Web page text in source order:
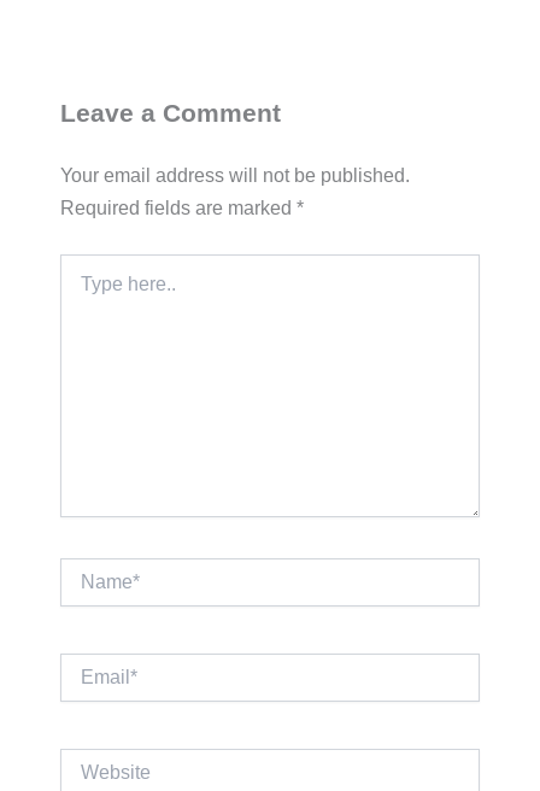
Leave a Comment
Your email address will not be published.
Required fields are marked *
here..
Name*